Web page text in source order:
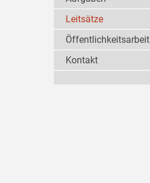
Leitsätze
Öffentlichkeitsarbeit
Kontakt